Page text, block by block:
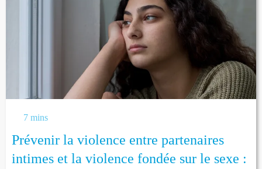
7 mins
Prévenir la violence entre partenaires
intimes et la violence fondée sur le sexe :